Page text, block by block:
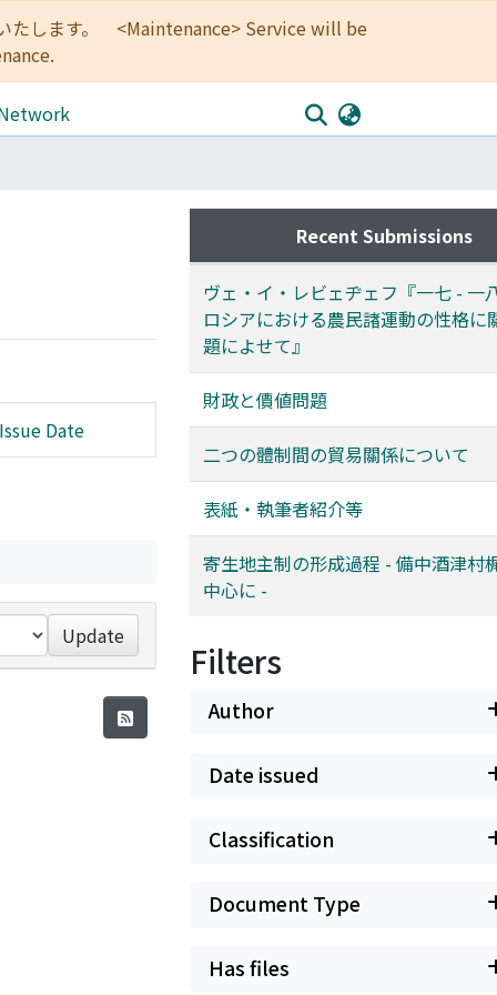
たします。 <Maintenance> Service will be
Date
Update
Recent Submissions
ヴェ・イ・レビェヂェフ『一七 - 一
ロシアにおける農民諸運動の性格に
題によせて』
財政と價値問題
二つの體制間の貿易關係について
表紙・執筆者紹介等
寄生地主制の形成過程 - 備中酒津村
中心に -
Filters
Author
Date issued
Classification
Document Type
Has files